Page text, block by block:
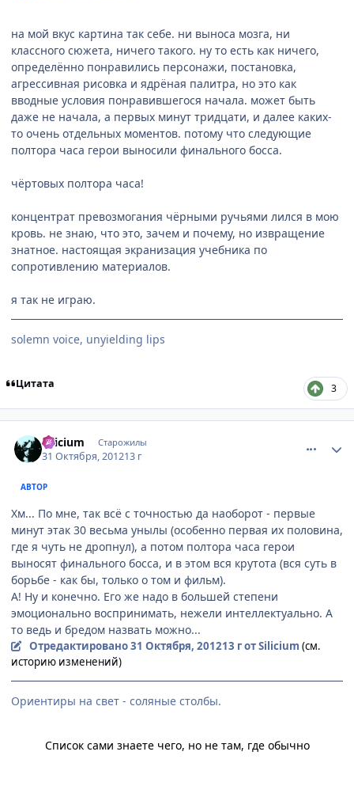
на мой вкус картина так себе. ни выноса мозга, ни
классного сюжета, ничего такого. ну то есть как ничего,
определённо понравились персонажи, постановка,
агрессивная рисовка и ядрёная палитра, но это как
вводные условия понравившегося начала. может быть
даже не начала, а первых минут тридцати, и далее каких-
то очень отдельных моментов. потому что следующие
полтора часа герои выносили финального босса.
чёртовых полтора часа!
концентрат превозмогания чёрными ручьями лился в мою
кровь. не знаю, что это, зачем и почему, но извращение
знатное. настоящая экранизация учебника по
сопротивлению материалов.
я так не играю.
solemn voice, unyielding lips
Цитата 3
Silicium Старожилы
31 Октября, 201213 г
АВТОР
Хм... По мне, так всё с точностью да наоборот - первые
минут этак 30 весьма унылы (особенно первая их половина,
где я чуть не дропнул), а потом полтора часа герои
выносят финального босса, и в этом вся крутота (вся суть в
борьбе - как бы, только о том и фильм).
А! Ну и конечно. Его же надо в большей степени
эмоционально воспринимать, нежели интеллектуально. А
то ведь и бредом назвать можно...
Отредактировано31 Октября, 201213 гот Silicium (см.
историю изменений)
Ориентиры на свет - соляные столбы.
Список сами знаете чего, но не там, где обычно